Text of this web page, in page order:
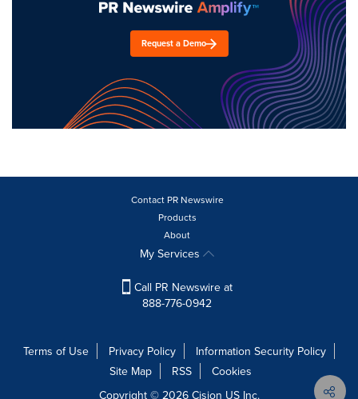
Request a Demo
Contact PR Newswire
Products
About
My Services
Call PR Newswire at
888-776-0942
Terms of Use Privacy Policy
Information Security Policy
Site Map
RSS
Cookies
Copyright © 2026 Cision US Inc.